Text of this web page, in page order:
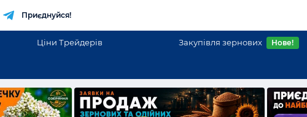
Приєднуйся!
Ціни Трейдерів Закупівля зернових Нове!